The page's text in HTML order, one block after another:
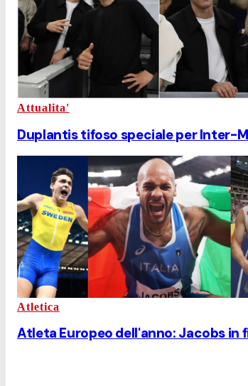
Attualita'
Duplantis tifoso speciale per Inter-
Atletica
Atleta Europeo dell'anno: Jacobs in